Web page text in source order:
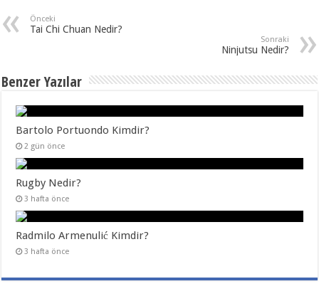
Önceki
Tai Chi Chuan Nedir?
Sonraki
Ninjutsu Nedir?
Benzer Yazılar
Bartolo Portuondo Kimdir?
2 gün önce
Rugby Nedir?
3 hafta önce
Radmilo Armenulić Kimdir?
3 hafta önce